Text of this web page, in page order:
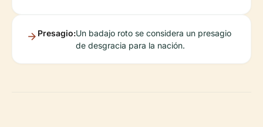
Presagio:Un badajo roto se considera un presagio
de desgracia para la nación.